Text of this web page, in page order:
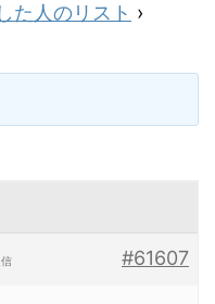
た人のリスト ›
#61607